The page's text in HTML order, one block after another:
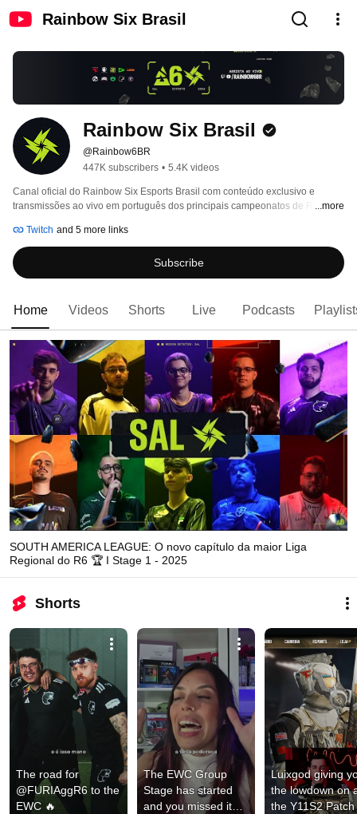
Rainbow Six Brasil
Rainbow Six Brasil
@Rainbow6BR
447K subscribers • 5.4K videos
Canal oficial do Rainbow Six Esports Brasil com conteúdo exclusivo e
transmissões ao vivo em português dos principais campeonatos de R6 ao
...more
Twitch and 5 more links
Subscribe
Home Videos Shorts Live Podcasts
SOUTH AMERICA LEAGUE: O novo capítulo da maior Liga
Regional do R6 🏆 I Stage 1 - 2025
Shorts
The road for
@FURIAggR6 to the
EWC 🔥
The EWC Group
Stage has started
and you missed it?
Luixgod giving
the lowdown on
the Y11S2 Patch